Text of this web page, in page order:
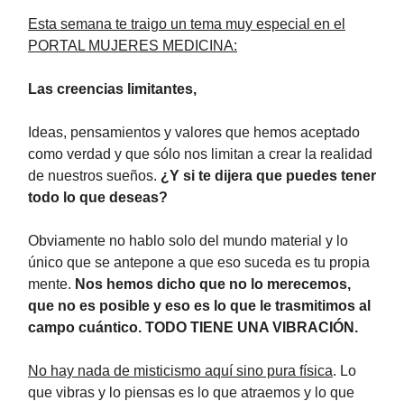
Esta semana te traigo un tema muy especial en el
PORTAL MUJERES MEDICINA:
Las creencias limitantes,
Ideas, pensamientos y valores que hemos aceptado
como verdad y que sólo nos limitan a crear la realidad
de nuestros sueños. ¿Y si te dijera que puedes tener
todo lo que deseas?
Obviamente no hablo solo del mundo material y lo
único que se antepone a que eso suceda es tu propia
mente. Nos hemos dicho que no lo merecemos,
que no es posible y eso es lo que le trasmitimos al
campo cuántico. TODO TIENE UNA VIBRACIÓN.
No hay nada de misticismo aquí sino pura física. Lo
que vibras y lo piensas es lo que atraemos y lo que